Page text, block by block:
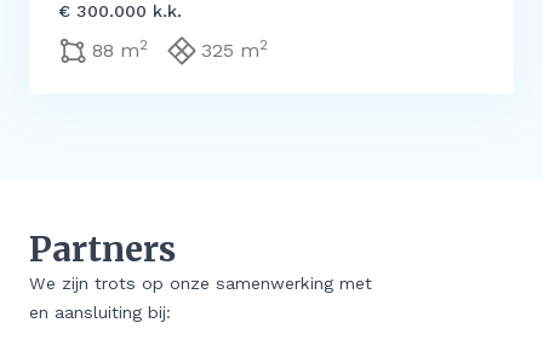
€ 300.000 k.k.
88 m2 325 m2
Partners
We zijn trots op onze samenwerking met
en aansluiting bij: